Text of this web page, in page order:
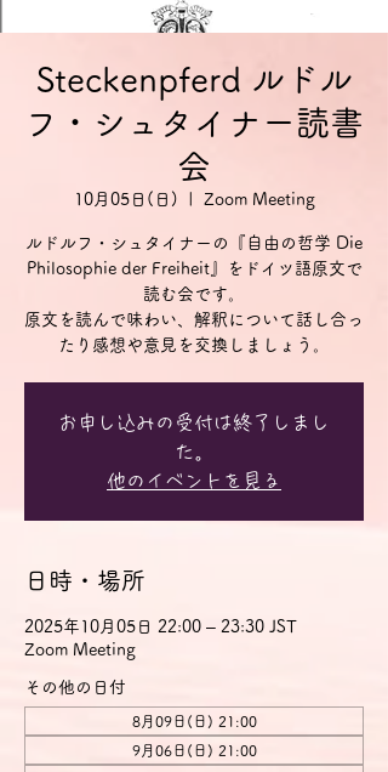
Steckenpferd ルドル
フ・シュタイナー読書
会
10月05日(日) Zoom Meeting
ルドルフ・シュタイナーの『自由の哲学 Die
Philosophie der Freiheit』をドイツ語原文で
読む会です。
原文を読んで味わい、解釈について話し合っ
お申し込みの受付は終了しまし
た。
他のイベントを見る
日時・場所
2025年10月05日 22:00 – 23:30 JST
Zoom Meeting
その他の日付
8月09日(日) 21:00
9月06日(日) 21:00